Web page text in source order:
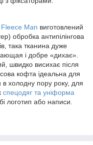
Fleece Man виготовлений
обробка антипілінгова
така тканина дуже
і добре «дихає».
швидко висихає після
кофта ідеальна для
в холодну пору року, для
спецодяг та уніформа
логотип або написи.